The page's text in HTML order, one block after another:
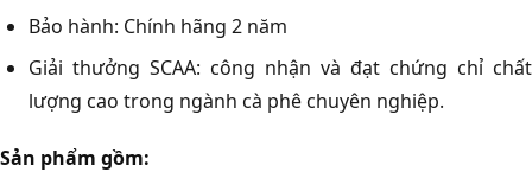
Bảo hành: Chính hãng 2 năm
Giải thưởng SCAA: công nhận và đạt chứng chỉ chất
lượng cao trong ngành cà phê chuyên nghiệp.
Sản phẩm gồm: